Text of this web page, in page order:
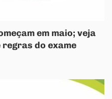
em maio; veja
do exame